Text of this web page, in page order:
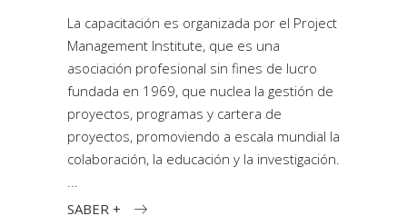
La capacitación es organizada por el Project
Management Institute, que es una
asociación profesional sin fines de lucro
fundada en 1969, que nuclea la gestión de
proyectos, programas y cartera de
proyectos, promoviendo a escala mundial la
colaboración, la educación y la investigación.
SABER +